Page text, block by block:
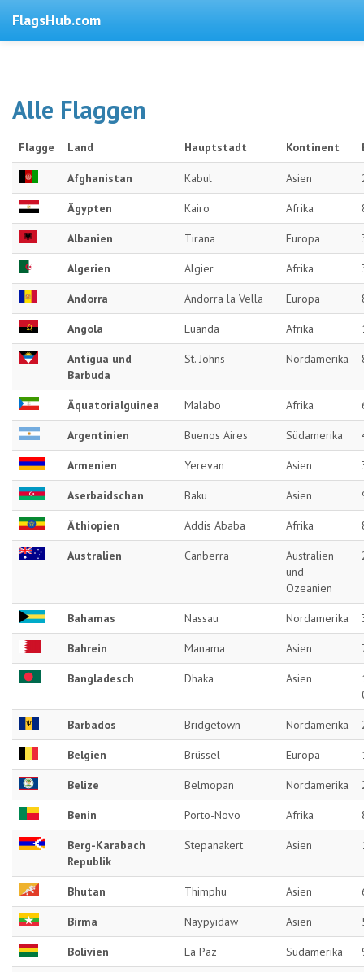
FlagsHub.com
Alle Flaggen
Flagge Land Hauptstadt Kontinent
Afghanistan Kabul Asien
Ägypten Kairo Afrika
Albanien Tirana Europa
Algerien Algier Afrika
Andorra Andorra la Vella Europa
Angola Luanda Afrika
Antigua und
Barbuda
St. Johns Nordamerika
Äquatorialguinea Malabo Afrika
Argentinien Buenos Aires Südamerika
Armenien Yerevan Asien
Aserbaidschan Baku Asien
Äthiopien Addis Ababa Afrika
Australien Canberra
Australien
und
Ozeanien
Bahamas Nassau Nordamerika
Bahrein Manama Asien
Bangladesch Dhaka Asien
Barbados Bridgetown Nordamerika
Belgien Brüssel Europa
Belize Belmopan Nordamerika
Benin Porto-Novo Afrika
Berg-Karabach
Republik
Stepanakert Asien
Bhutan Thimphu Asien
Birma Naypyidaw Asien
Bolivien La Paz Südamerika